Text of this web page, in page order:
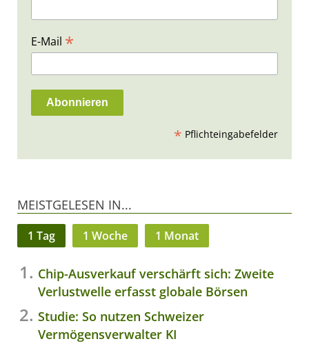
E-Mail *
* Pflichteingabefelder
MEISTGELESEN IN...
1 Tag 1 Woche 1 Monat
Chip-Ausverkauf verschärft sich: Zweite
Verlustwelle erfasst globale Börsen
Studie: So nutzen Schweizer
Vermögensverwalter KI